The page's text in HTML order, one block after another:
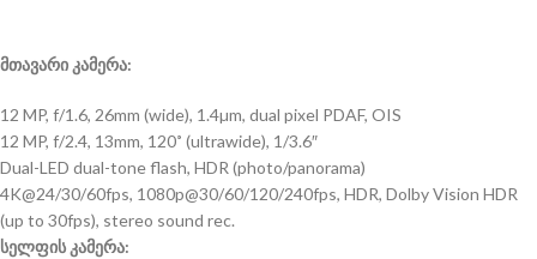
მთავარი კამერა:
12 MP, f/1.6, 26mm (wide), 1.4µm, dual pixel PDAF, OIS
12 MP, f/2.4, 13mm, 120˚ (ultrawide), 1/3.6″
Dual-LED dual-tone flash, HDR (photo/panorama)
4K@24/30/60fps, 1080p@30/60/120/240fps, HDR, Dolby Vision HDR
(up to 30fps), stereo sound rec.
სელფის კამერა: